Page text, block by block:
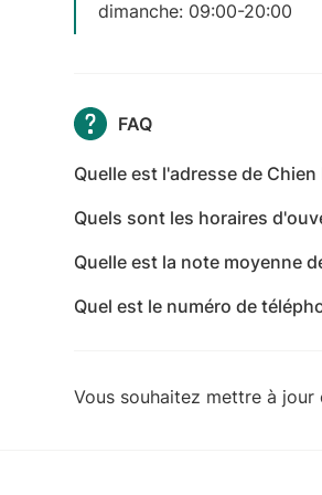
dimanche: 09:00-20:00
FAQ
Quelle est l'adresse de
Quels sont les horaires
20:00 - mercredi: 09:00-
dimanche: 09:00-20:00
Quelle est la note moyenne
Quel est le numéro de
Vous souhaitez mettre à jour